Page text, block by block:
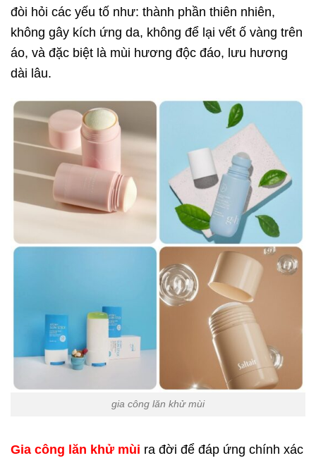
đòi hỏi các yếu tố như: thành phần thiên nhiên,
không gây kích ứng da, không để lại vết ố vàng trên
áo, và đặc biệt là mùi hương độc đáo, lưu hương
dài lâu.
gia công lăn khử mùi
Gia công lăn khử mùi ra đời để đáp ứng chính xác